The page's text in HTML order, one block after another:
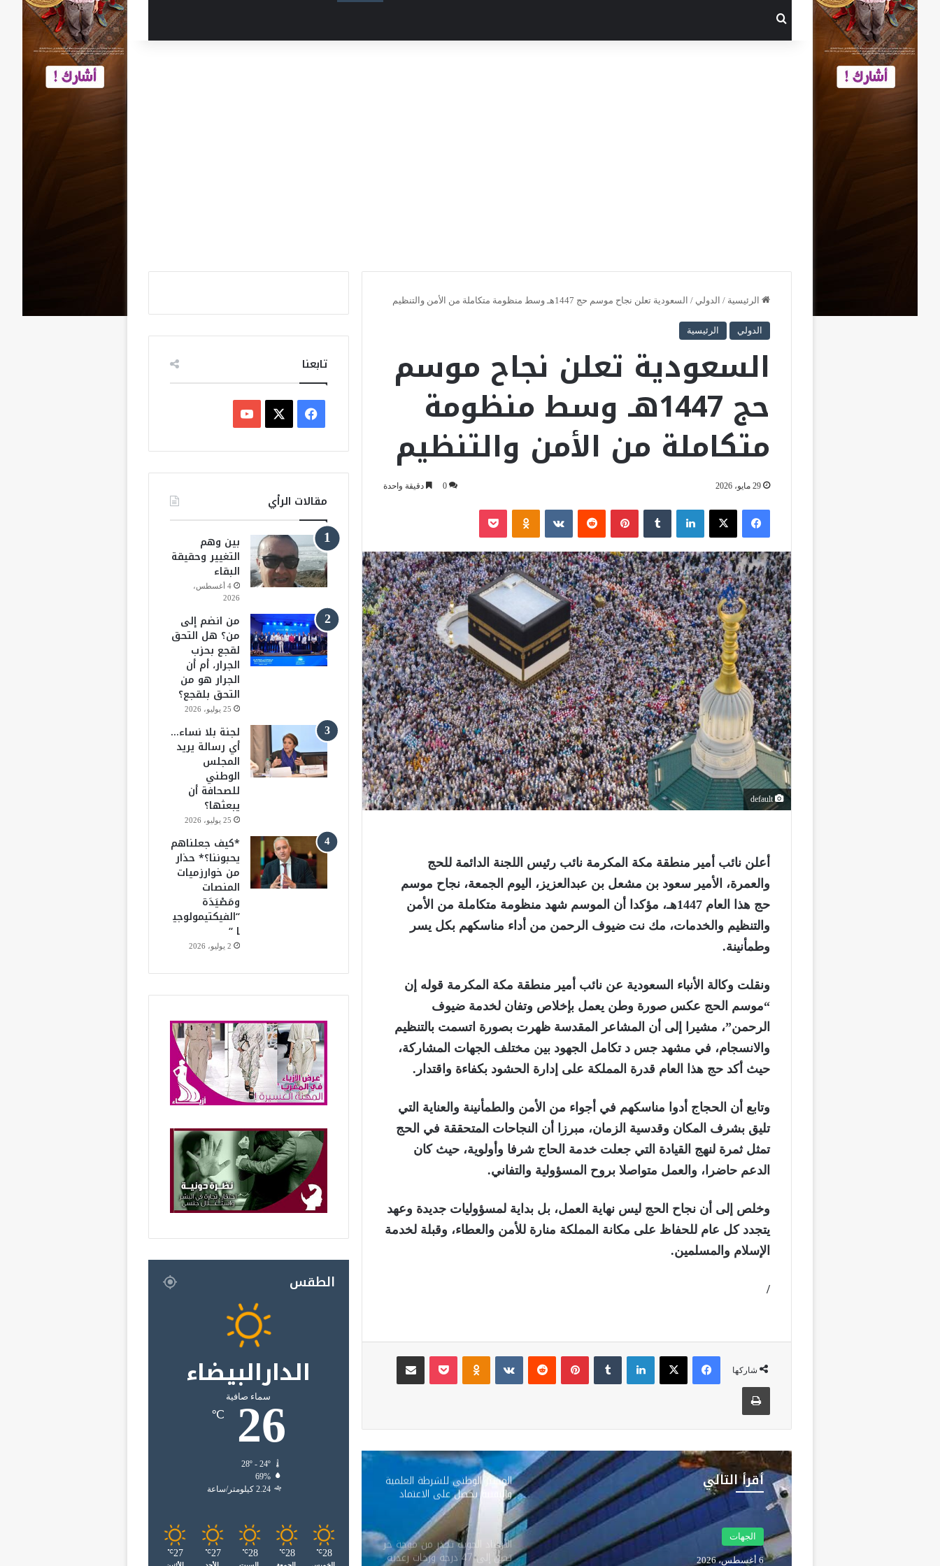
الرئيسية / الدولي / السعودية تعلن نجاح موسم حج 1447هـ وسط منظومة متكاملة من الأمن والتنظيم
الدولي الرئيسية
السعودية تعلن نجاح موسم
حج 1447هـ وسط منظومة
متكاملة من الأمن والتنظيم
29 مايو، 2026 0 دقيقة واحدة
فيسبوك ‫X لينكدإن بينتيريست
default
أعلن نائب أمير منطقة مكة المكرمة نائب رئيس اللجنة الدائمة للحج
والعمرة، الأمير سعود بن مشعل بن عبدالعزيز، اليوم الجمعة، نجاح موسم
حج هذا العام 1447هـ، مؤكدا أن الموسم شهد منظومة متكاملة من الأمن
والتنظيم والخدمات، مك نت ضيوف الرحمن من أداء مناسكهم بكل يسر
وطمأنينة.
ونقلت وكالة الأنباء السعودية عن نائب أمير منطقة مكة المكرمة قوله إن
“موسم الحج عكس صورة وطن يعمل بإخلاص وتفان لخدمة ضيوف
الرحمن”، مشيرا إلى أن المشاعر المقدسة ظهرت بصورة اتسمت بالتنظيم
والانسجام، في مشهد جس د تكامل الجهود بين مختلف الجهات المشاركة،
حيث أكد حج هذا العام قدرة المملكة على إدارة الحشود بكفاءة واقتدار.
وتابع أن الحجاج أدوا مناسكهم في أجواء من الأمن والطمأنينة والعناية التي
تليق بشرف المكان وقدسية الزمان، مبرزا أن النجاحات المتحققة في الحج
تمثل ثمرة لنهج القيادة التي جعلت خدمة الحاج شرفا وأولوية، حيث كان
الدعم حاضرا، والعمل متواصلا بروح المسؤولية والتفاني.
وخلص إلى أن نجاح الحج ليس نهاية العمل، بل بداية لمسؤوليات جديدة وعهد
يتجدد كل عام للحفاظ على مكانة المملكة منارة للأمن والعطاء، وقبلة لخدمة
الإسلام والمسلمين.
/
شاركها
فيسبوك ‫X لينكدإن بينتيريست
أقرأ التالي
الجهات
الجهات
المختبر الوطني للشرطة العلمية
والتقنية يحصل على الاعتماد
جميع تخصصاته
الأرصاد الجوية تحذر من موجة حر
تصل إلى 47 درجة وزخات رعدية
تابعنا
س
ب
ك
o
u
b
مقالات الرأي
بين وهم
التغيير وحقيقة
البقاء
4 أغسطس،
2026
من انضم إلى
من؟ هل التحق
لقجع بحزب
الجرار، أم أن
الجرار هو من
التحق بلقجع؟
25 يوليو، 2026
لجنة بلا نساء…
أي رسالة يريد
المجلس
الوطني
للصحافة أن
يبعثها؟
25 يوليو، 2026
*كيف جعلناهم
يحبوننا؟* حذار
من خوارزميات
المنصات
ومَصْيَدَة
“الفيكتيمولوجي
ا “
2 يوليو، 2026
الطقس
الدارالبيضاء
سماء صافية
26
℃
28º - 24º
69%
2.24 كيلومتر/ساعة
28
℃
28
℃
28
℃
27
℃
27
℃